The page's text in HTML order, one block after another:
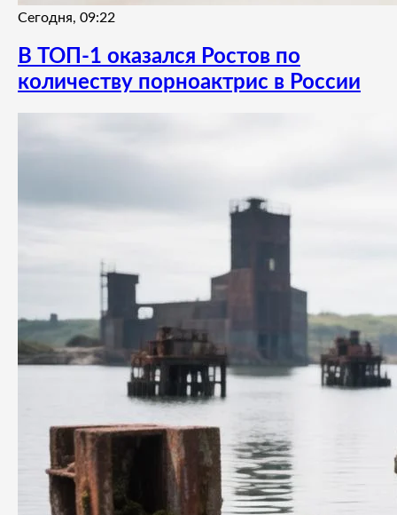
Сегодня, 09:22
В ТОП-1 оказался Ростов по
количеству порноактрис в России